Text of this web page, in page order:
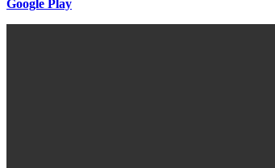
Google Play